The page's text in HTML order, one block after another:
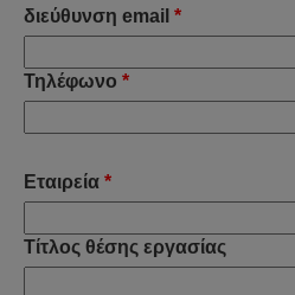
διεύθυνση email *
Τηλέφωνο *
Εταιρεία *
Τίτλος θέσης εργασίας